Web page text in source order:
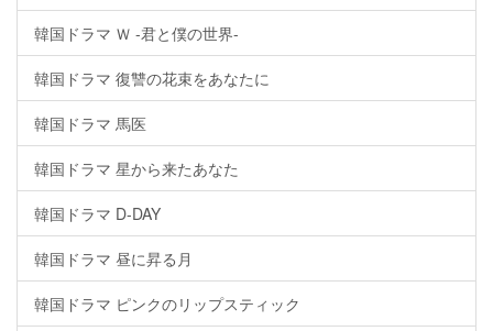
韓国ドラマ Ｗ -君と僕の世界-
韓国ドラマ 復讐の花束をあなたに
韓国ドラマ 馬医
韓国ドラマ 星から来たあなた
韓国ドラマ D-DAY
韓国ドラマ 昼に昇る月
韓国ドラマ ピンクのリップスティック